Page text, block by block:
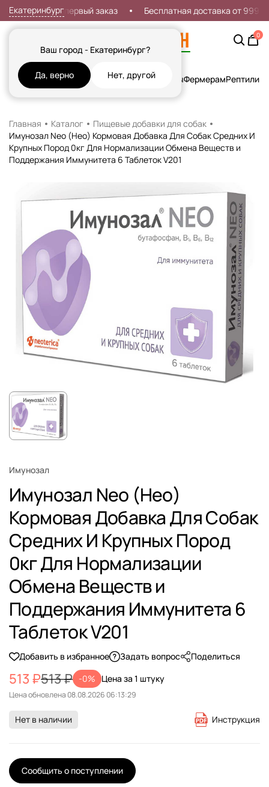
Екатеринбург
Ваш город - Екатеринбург?
Да, верно Нет, другой
Скидка 7% на первый заказ Бесплатная доставка от 999р
0
Кошки СобакиРыбы Грызуны и Хорьки ПтицыФермерамРептилии
Главная Каталог
Пищевые добавки для собак
Имунозал Neo (Нео) Кормовая Добавка Для Собак Средних И
Крупных Пород 0кг Для Нормализации Обмена Веществ и
Поддержания Иммунитета 6 Таблеток V201
Имунозал
Имунозал Neo (Нео)
Кормовая Добавка Для Собак
Средних И Крупных Пород
0кг Для Нормализации
Обмена Веществ и
Поддержания Иммунитета 6
Таблеток V201
Добавить в избранное Задать вопрос Поделиться
513 ₽513 ₽ -0% Цена за 1 штуку
Цена обновлена
Нет в наличии Инструкция
Сообщить о поступлении